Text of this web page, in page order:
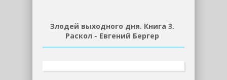
Злодей выходного дня. Книга 3.
Раскол - Евгений Бергер